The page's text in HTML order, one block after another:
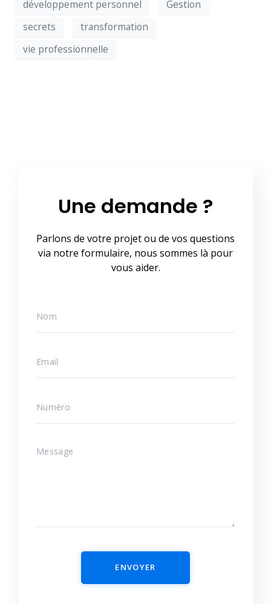
développement personnel
Gestion
secrets
transformation
vie professionnelle
Une demande ?
Parlons de votre projet ou de vos questions
via notre formulaire, nous sommes là pour
vous aider.
ENVOYER